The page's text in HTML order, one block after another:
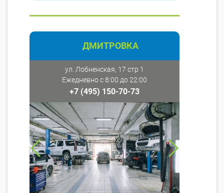
ДМИТРОВКА
ул. Лобненская, 17 стр 1
Ежедневно с 8:00 до 22:00
+7 (495) 150-70-73